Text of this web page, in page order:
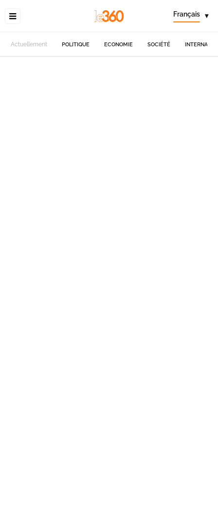
Français ▾
Actuellement POLITIQUE ECONOMIE SOCIÉTÉ